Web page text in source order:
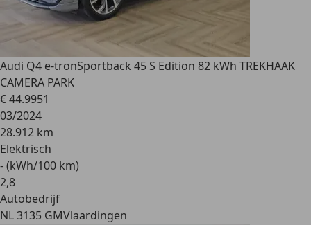
Audi Q4 e-tronSportback 45 S Edition 82 kWh TREKHAAK
CAMERA PARK
€ 44.9951
03/2024
28.912 km
Elektrisch
- (kWh/100 km)
2,8
Autobedrijf
NL 3135 GMVlaardingen